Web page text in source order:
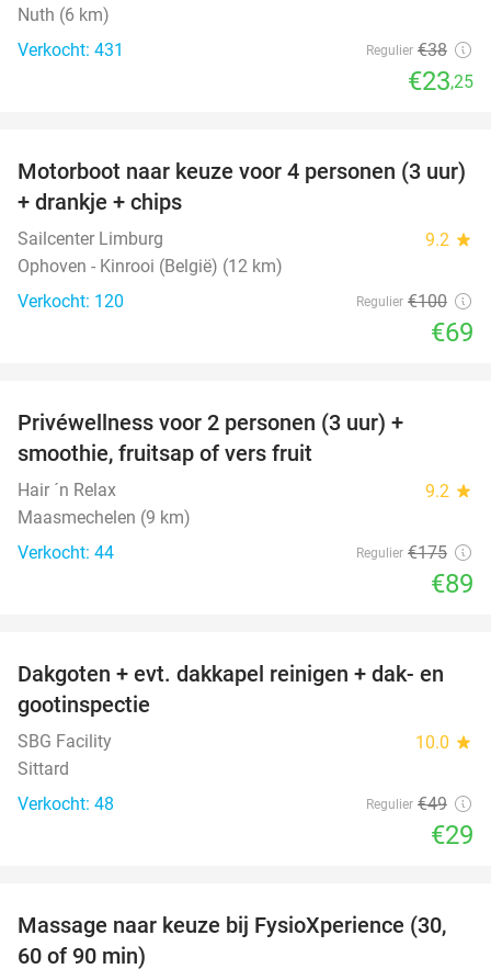
Nuth (6 km)
Verkocht: 431
Regulier €38
€23,25
31%
Motorboot naar keuze voor 4 personen (3 uur)
+ drankje + chips
Sailcenter Limburg 9.2 star
Ophoven - Kinrooi (België) (12 km)
Verkocht: 120
Regulier €100
€69
Privéwellness voor 2 personen (3 uur) +
smoothie, fruitsap of vers fruit
Hair ´n Relax 9.2 star
Maasmechelen (9 km)
Verkocht: 44
Regulier €175
€89
41%
Dakgoten + evt. dakkapel reinigen + dak- en
gootinspectie
SBG Facility 10.0 star
Sittard
Verkocht: 48
Regulier €49
€29
44%
Massage naar keuze bij FysioXperience (30,
60 of 90 min)